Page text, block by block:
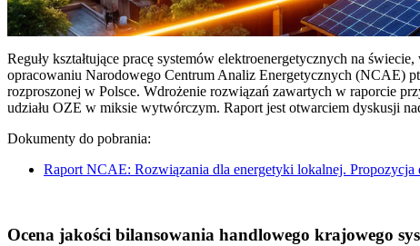
Reguły kształtujące pracę systemów elektroenergetycznych na
opracowaniu Narodowego Centrum Analiz Energetycznych (NCAE)
rozproszonej w Polsce. Wdrożenie rozwiązań zawartych w raporcie
udziału OZE w miksie wytwórczym. Raport jest otwarciem dyskusji
Dokumenty do pobrania:
Raport NCAE: Rozwiązania dla energetyki lokalnej. Propozycja
Ocena jakości bilansowania handlowego krajowego